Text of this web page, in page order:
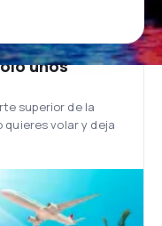
unos
superior de la
volar y deja